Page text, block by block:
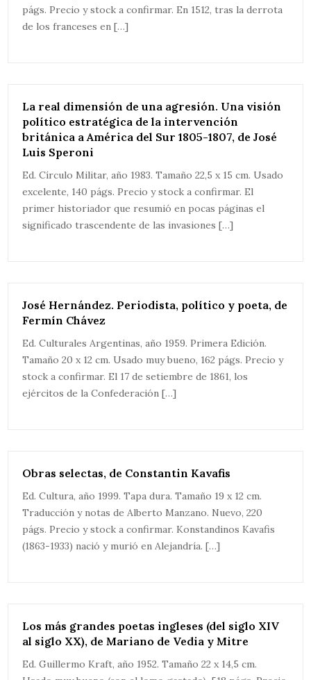
págs. Precio y stock a confirmar. En 1512, tras la derrota
de los franceses en […]
La real dimensión de una agresión. Una visión
político estratégica de la intervención
británica a América del Sur 1805-1807, de José
Luis Speroni
Ed. Círculo Militar, año 1983. Tamaño 22,5 x 15 cm. Usado
excelente, 140 págs. Precio y stock a confirmar. El
primer historiador que resumió en pocas páginas el
significado trascendente de las invasiones […]
José Hernández. Periodista, político y poeta, de
Fermín Chávez
Ed. Culturales Argentinas, año 1959. Primera Edición.
Tamaño 20 x 12 cm. Usado muy bueno, 162 págs. Precio y
stock a confirmar. El 17 de setiembre de 1861, los
ejércitos de la Confederación […]
Obras selectas, de Constantin Kavafis
Ed. Cultura, año 1999. Tapa dura. Tamaño 19 x 12 cm.
Traducción y notas de Alberto Manzano. Nuevo, 220
págs. Precio y stock a confirmar. Konstandinos Kavafis
(1863-1933) nació y murió en Alejandría. […]
Los más grandes poetas ingleses (del siglo XIV
al siglo XX), de Mariano de Vedia y Mitre
Ed. Guillermo Kraft, año 1952. Tamaño 22 x 14,5 cm.